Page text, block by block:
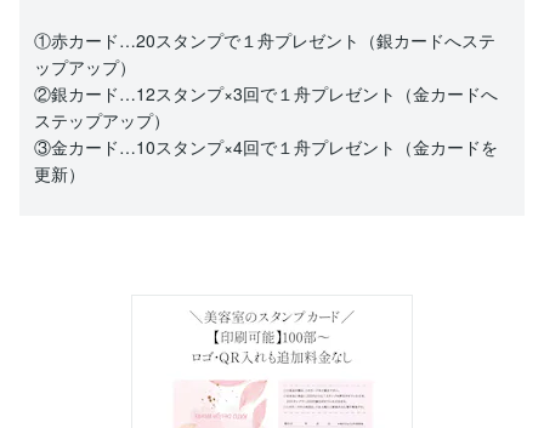
①赤カード…20スタンプで１舟プレゼント（銀カードへステ
ップアップ）
②銀カード…12スタンプ×3回で１舟プレゼント（金カードへ
ステップアップ）
③金カード…10スタンプ×4回で１舟プレゼント（金カードを
更新）